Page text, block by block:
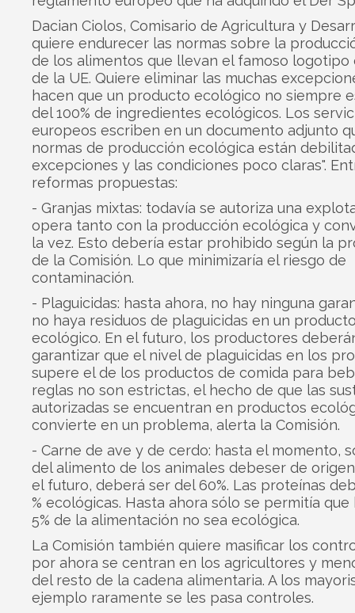
Dacian Ciolos, Comisario de Agricultura y
quiere endurecer las normas sobre la
de los alimentos que llevan el famoso logotipo
de la UE. Quiere eliminar las muchas
hacen que un producto ecológico no siempre
del 100% de ingredientes ecológicos. Los
europeos escriben en un documento adjunto
normas de producción ecológica están
excepciones y las condiciones poco claras".
reformas propuestas:
- Granjas mixtas: todavía se autoriza una
opera tanto con la producción ecológica y
la vez. Esto debería estar prohibido según la
de la Comisión. Lo que minimizaría el riesgo de
contaminación.
- Plaguicidas: hasta ahora, no hay ninguna
no haya residuos de plaguicidas en un
ecológico. En el futuro, los productores
garantizar que el nivel de plaguicidas en los
supere el de los productos de comida para
reglas no son estrictas, el hecho de que las
autorizadas se encuentran en productos
convierte en un problema, alerta la Comisión.
- Carne de ave y de cerdo: hasta el momento,
del alimento de los animales debeser de
el futuro, deberá ser del 60%. Las proteínas
% ecológicas. Hasta ahora sólo se permitía que
5% de la alimentación no sea ecológica.
La Comisión también quiere masificar los
por ahora se centran en los agricultores y
del resto de la cadena alimentaria. A los
ejemplo raramente se les pasa controles.